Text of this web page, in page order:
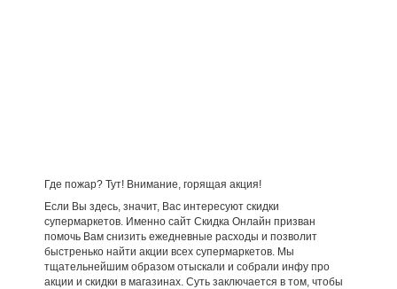
Где пожар? Тут! Внимание, горящая акция!
Если Вы здесь, значит, Вас интересуют скидки
супермаркетов. Именно сайт Скидка Онлайн призван
помочь Вам снизить ежедневные расходы и позволит
быстренько найти акции всех супермаркетов. Мы
тщательнейшим образом отыскали и собрали инфу про
акции и скидки в магазинах. Суть заключается в том, чтобы